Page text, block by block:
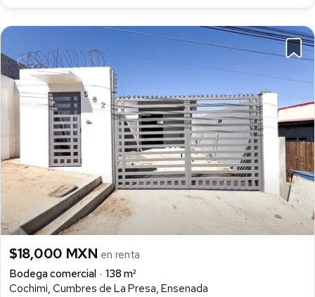
$18,000 MXN en renta
Bodega comercial
138 m²
Cochimi, Cumbres de La Presa, Ensenada